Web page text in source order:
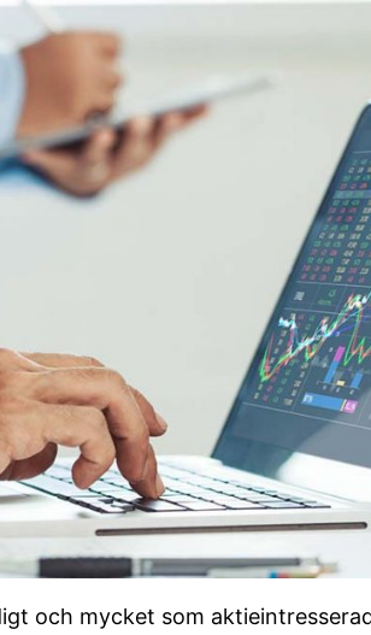
och mycket som